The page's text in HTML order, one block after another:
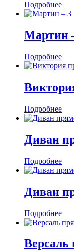
Подробнее
Мартин
Подробнее
Подробнее
Диван
Подробнее
Диван
Подробнее
Версаль